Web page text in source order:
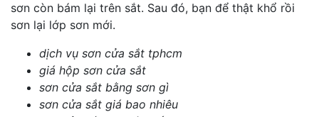
sơn còn bám lại trên sắt. Sau đó, bạn để thật khổ rồi
sơn lại lớp sơn mới.
dịch vụ sơn cửa sắt tphcm
giá hộp sơn cửa sắt
sơn cửa sắt bằng sơn gì
sơn cửa sắt giá bao nhiêu